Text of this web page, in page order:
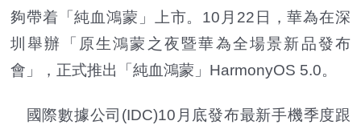
夠帶着「純血鴻蒙」上市。10月22日，華為在深
圳舉辦「原生鴻蒙之夜暨華為全場景新品發布
會」，正式推出「純血鴻蒙」HarmonyOS 5.0。
國際數據公司(IDC)10月底發布最新手機季度跟